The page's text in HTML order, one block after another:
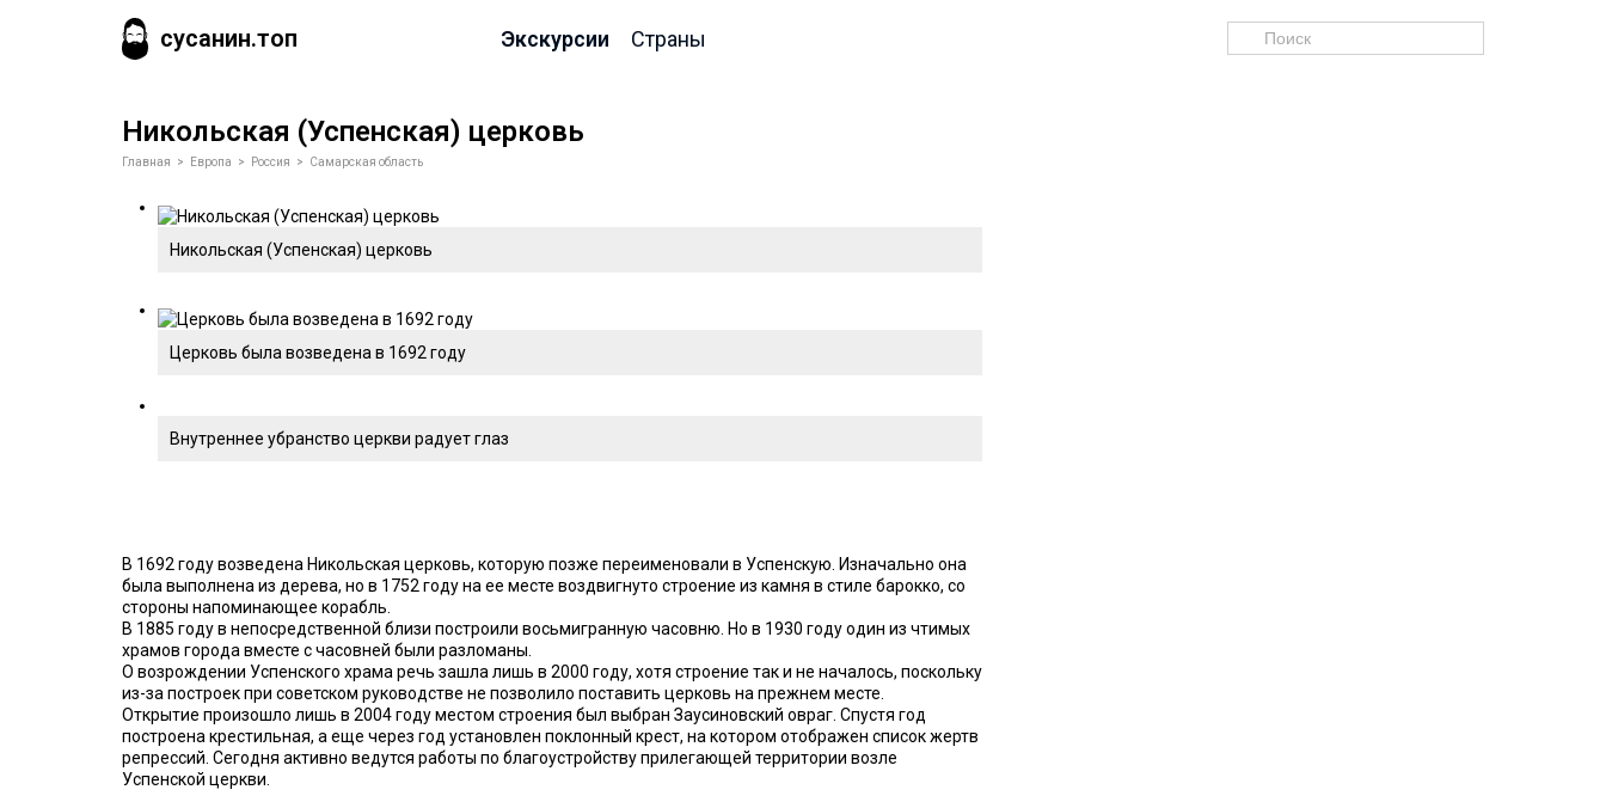
сусанин.топ Экскурсии Страны
Никольская (Успенская) церковь
Главная > Европа > Россия > Самарская область
Никольская (Успенская) церковь
Церковь была возведена в 1692 году
Внутреннее убранство церкви радует глаз
В 1692 году возведена Никольская церковь, которую позже переименовали в Успенскую. Изначально она
была выполнена из дерева, но в 1752 году на ее месте воздвигнуто строение из камня в стиле барокко, со
стороны напоминающее корабль.
В 1885 году в непосредственной близи построили восьмигранную часовню. Но в 1930 году один из чтимых
храмов города вместе с часовней были разломаны.
О возрождении Успенского храма речь зашла лишь в 2000 году, хотя строение так и не началось, поскольку
из-за построек при советском руководстве не позволило поставить церковь на прежнем месте.
Открытие произошло лишь в 2004 году местом строения был выбран Заусиновский овраг. Спустя год
построена крестильная, а еще через год установлен поклонный крест, на котором отображен список жертв
репрессий. Сегодня активно ведутся работы по благоустройству прилегающей территории возле
Успенской церкви.